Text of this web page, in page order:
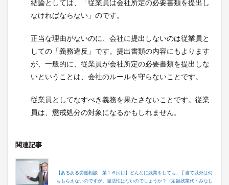
結論としては、「従業員は会社所定の必要書類を提出し
なければならない」のです。
正当な理由がないのに、会社に提出しないのは従業員と
しての「義務違反」です。提出書類の内容にもよります
が、一般的に、従業員が会社所定の必要書類を提出しな
いということは、会社のルールを守らないことです。
従業員としてなすべき義務を果たさないことです。従業
員は、懲戒処分の対象になるかもしれません。
関連記事
【あるある労働相談 第１６回目】どんなに残業をしても、手当て以外は何
ももらえないのですが、違法性はないのでしょうか？（定額残業代・みなし